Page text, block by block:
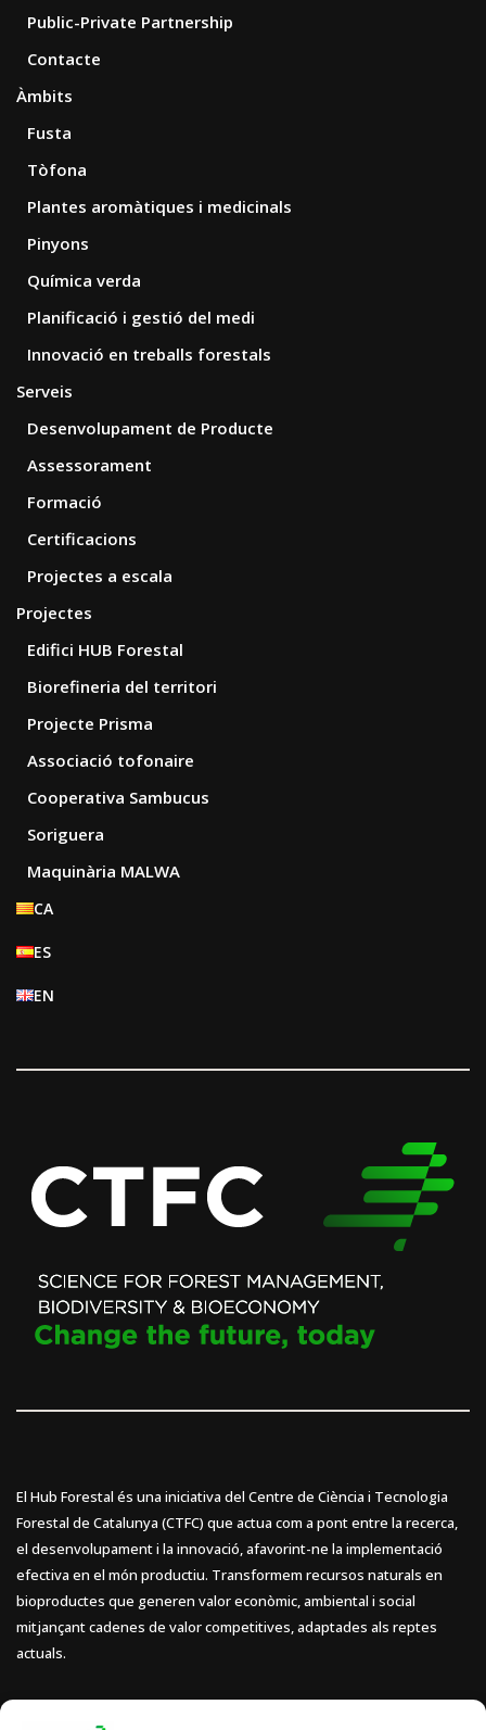
Public-Private Partnership
Contacte
Àmbits
Fusta
Tòfona
Plantes aromàtiques i medicinals
Pinyons
Química verda
Planificació i gestió del medi
Innovació en treballs forestals
Serveis
Desenvolupament de Producte
Assessorament
Formació
Certificacions
Projectes a escala
Projectes
Edifici HUB Forestal
Biorefineria del territori
Projecte Prisma
Associació tofonaire
Cooperativa Sambucus
Soriguera
Maquinària MALWA
El Hub Forestal és una iniciativa del Centre de Ciència i Tecnologia
Forestal de Catalunya (CTFC) que actua com a pont entre la recerca,
el desenvolupament i la innovació, afavorint-ne la implementació
efectiva en el món productiu. Transformem recursos naturals en
bioproductes que generen valor econòmic, ambiental i social
mitjançant cadenes de valor competitives, adaptades als reptes
actuals.